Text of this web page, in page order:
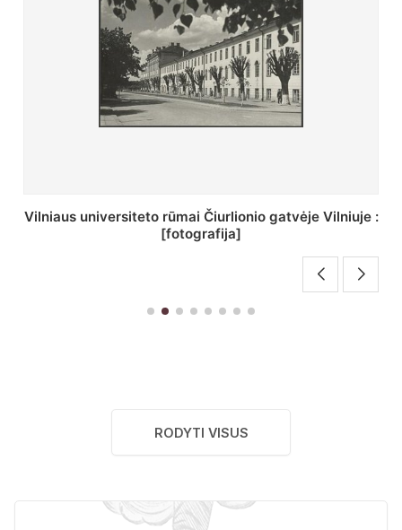
St. Batoro universiteto J. Pilsudskio kolegija :
[fotografija]
RODYTI VISUS